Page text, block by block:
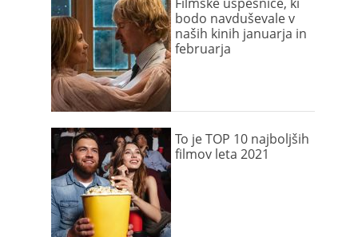
bodo navduševale v
naših kinih januarja in
februarja
To je TOP 10 najboljših
filmov leta 2021